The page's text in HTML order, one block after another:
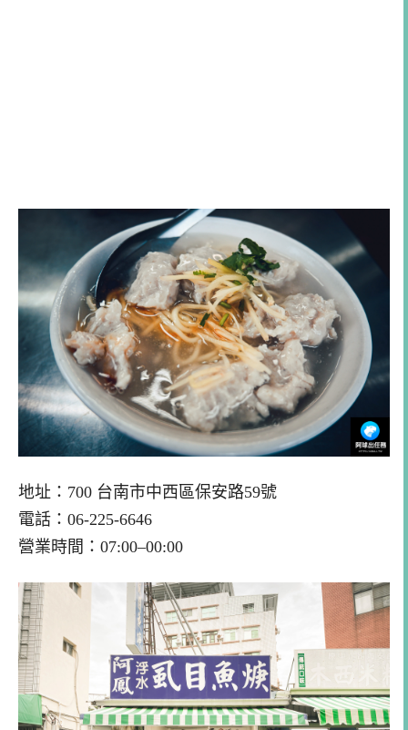
地址：700 台南市中西區保安路59號
電話：06-225-6646
營業時間：07:00–00:00